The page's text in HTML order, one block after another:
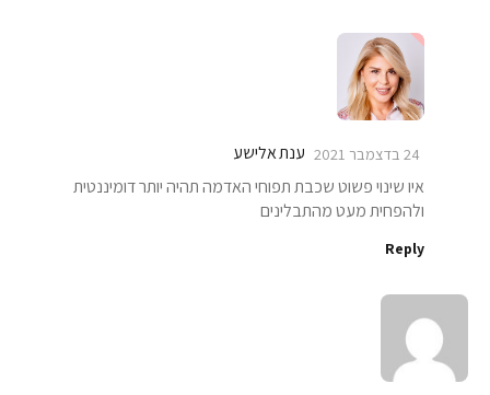
ענת אלישע 24 בדצמבר 2021
איו שינוי פשוט שכבת תפוחי האדמה תהיה יותר דומיננטית
ולהפחית מעט מהתבלינים
Reply